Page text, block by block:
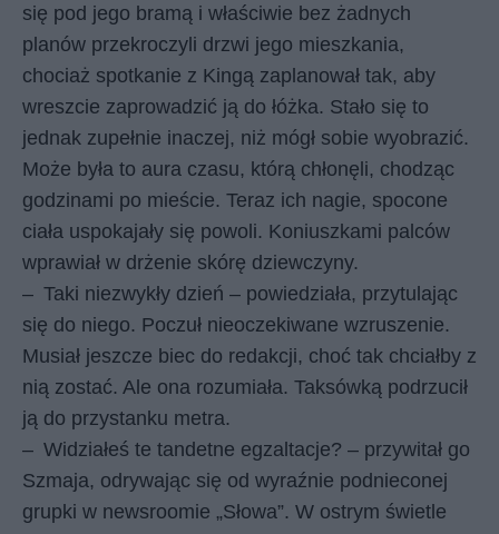
się pod jego bramą i właściwie bez żadnych
planów przekroczyli drzwi jego mieszkania,
chociaż spotkanie z Kingą zaplanował tak, aby
wreszcie zaprowadzić ją do łóżka. Stało się to
jednak zupełnie inaczej, niż mógł sobie wyobrazić.
Może była to aura czasu, którą chłonęli, chodząc
godzinami po mieście. Teraz ich nagie, spocone
ciała uspokajały się powoli. Koniuszkami palców
wprawiał w drżenie skórę dziewczyny.
– Taki niezwykły dzień – powiedziała, przytulając
się do niego. Poczuł nieoczekiwane wzruszenie.
Musiał jeszcze biec do redakcji, choć tak chciałby z
nią zostać. Ale ona rozumiała. Taksówką podrzucił
ją do przystanku metra.
– Widziałeś te tandetne egzaltacje? – przywitał go
Szmaja, odrywając się od wyraźnie podnieconej
grupki w newsroomie „Słowa”. W ostrym świetle